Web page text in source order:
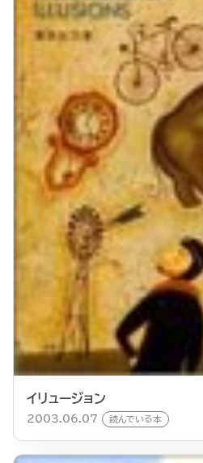
イリュージョン
2003.06.07 読んでいる本